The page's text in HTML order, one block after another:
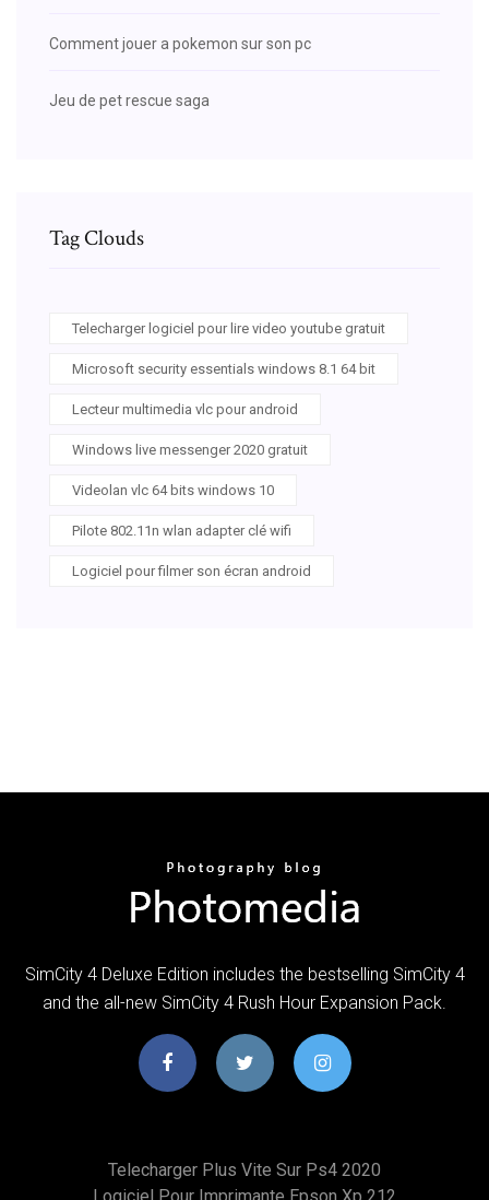
Comment jouer a pokemon sur son pc
Jeu de pet rescue saga
Tag Clouds
Telecharger logiciel pour lire video youtube gratuit
Microsoft security essentials windows 8.1 64 bit
Lecteur multimedia vlc pour android
Windows live messenger 2020 gratuit
Videolan vlc 64 bits windows 10
Pilote 802.11n wlan adapter clé wifi
Logiciel pour filmer son écran android
SimCity 4 Deluxe Edition includes the bestselling SimCity 4
and the all-new SimCity 4 Rush Hour Expansion Pack.
Telecharger Plus Vite Sur Ps4 2020